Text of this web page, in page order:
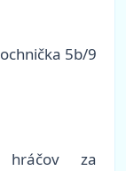
5b/9
za